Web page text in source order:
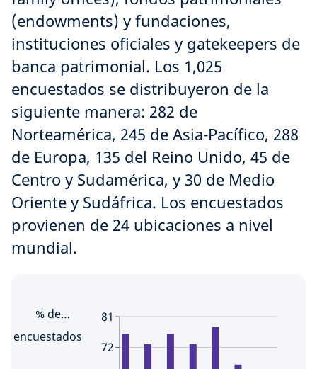
Fuente: Encuesta Global Investor Insights de
Schroders 2026.
Explora este tema con más detalle
¿En qué roles dentro del portafolio valorarías más
los ETFs activos? Selecciona hasta 3.
Fuente: Encuesta Global Investor Insights de
Schroders 2026.
Explora este tema con más detalle
¿En qué medida anticipas que la demanda de los
clientes por fondos evergreen de mercados privados
aumente o disminuya en el corto y en el largo
plazo?
Fuente: Encuesta Global Investor Insights de
Schroders 2026.
(endowments) y fundaciones,
instituciones oficiales y gatekeepers de
banca patrimonial. Los 1,025
encuestados se distribuyeron de la
siguiente manera: 282 de
Norteamérica, 245 de Asia-Pacífico, 288
de Europa, 135 del Reino Unido, 45 de
Centro y Sudamérica, y 30 de Medio
Oriente y Sudáfrica. Los encuestados
provienen de 24 ubicaciones a nivel
mundial.
% de
encuestados
72
81